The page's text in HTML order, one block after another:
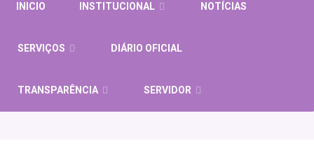
INICIO INSTITUCIONAL NOTÍCIAS
SERVIÇOS DIÁRIO OFICIAL
TRANSPARÊNCIA SERVIDOR